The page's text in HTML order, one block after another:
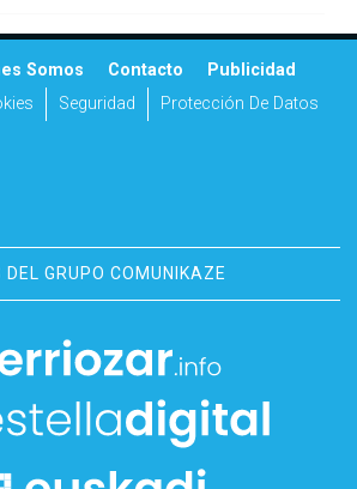
Somos Contacto
Publicidad
Seguridad Protección De Datos
DEL GRUPO COMUNIKAZE